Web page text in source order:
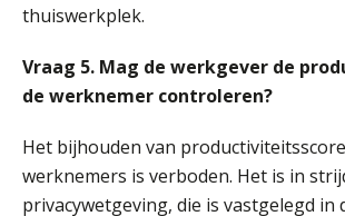
thuiswerkplek.
Vraag 5. Mag de werkgever de
de werknemer controleren?
Het bijhouden van
werknemers is verboden. Het is in
privacywetgeving, die is vastgelegd in
AUG
Markus Verbeek Praehep
AUG
Markus Verbeek
24
Module Loonheffingen